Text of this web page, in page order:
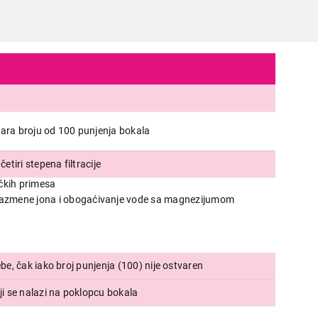
broju od 100 punjenja bokala
stepena filtracije
primesa
jona i obogaćivanje vode sa magnezijumom
čak iako broj punjenja (100) nije ostvaren
se nalazi na poklopcu bokala
BOKALI ZA FILTRIRANJE VODE
BWT filter sa Mg
Proizvod je dodat u korpu.
Ukupno u korpi:0,00
Nastavi kupovinu